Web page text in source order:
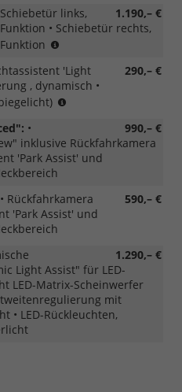
1.190,– €
Schiebetür links,
• Schiebetür rechts,
4K5/6
+
7AL
Verbindung
mit
ZT0)
290,– €
'Light
, dynamisch •
Verbindung
mit
IQ
LED
Matrix
990,– €
•
inklusive Rückfahrkamera
'Park Assist' und
590,– €
• Rückfahrkamera
'Park Assist' und
1.290,– €
Light Assist" für LED-
LED-Matrix-Scheinwerfer
mit
• LED-Rückleuchten,